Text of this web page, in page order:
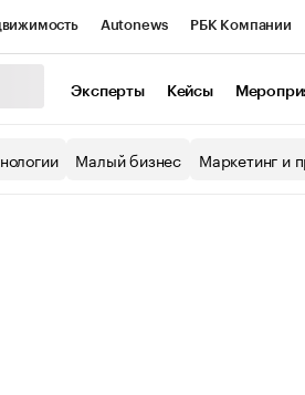
Autonews РБК Компании
Экономика
Эксперты Кейсы
Малый бизнес Маркетинг и